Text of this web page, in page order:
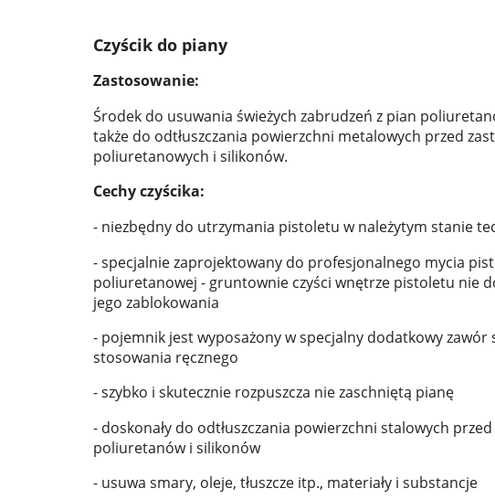
Czyścik do piany
Zastosowanie:
Środek do usuwania świeżych zabrudzeń z pian
także do odtłuszczania powierzchni metalowych przed
poliuretanowych i silikonów.
Cechy czyścika:
- niezbędny do utrzymania pistoletu w należytym stanie
- specjalnie zaprojektowany do profesjonalnego mycia
poliuretanowej - gruntownie czyści wnętrze pistoletu nie
jego zablokowania
- pojemnik jest wyposażony w specjalny dodatkowy zawór
stosowania ręcznego
- szybko i skutecznie rozpuszcza nie zaschniętą pianę
- doskonały do odtłuszczania powierzchni stalowych
poliuretanów i silikonów
- usuwa smary, oleje, tłuszcze itp., materiały i substancje